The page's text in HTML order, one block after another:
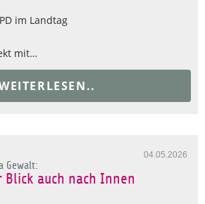
im Landtag
mit…
04.05.2026
Gewalt:
Blick auch nach Innen